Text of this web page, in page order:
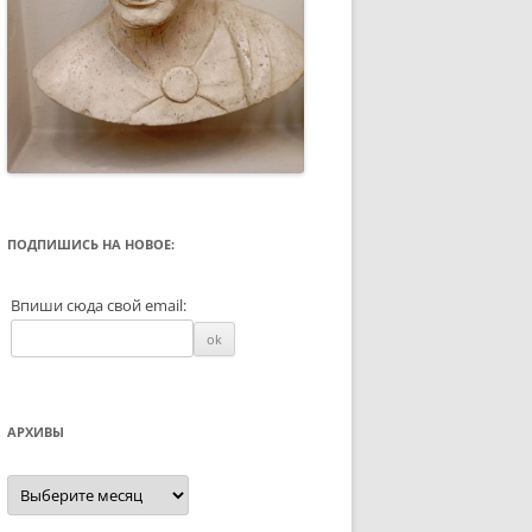
ПОДПИШИСЬ НА НОВОЕ:
Впиши сюда свой email:
АРХИВЫ
Архивы